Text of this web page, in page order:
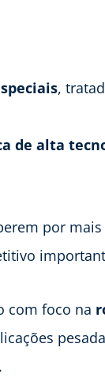
,
de alta
por
com foco na